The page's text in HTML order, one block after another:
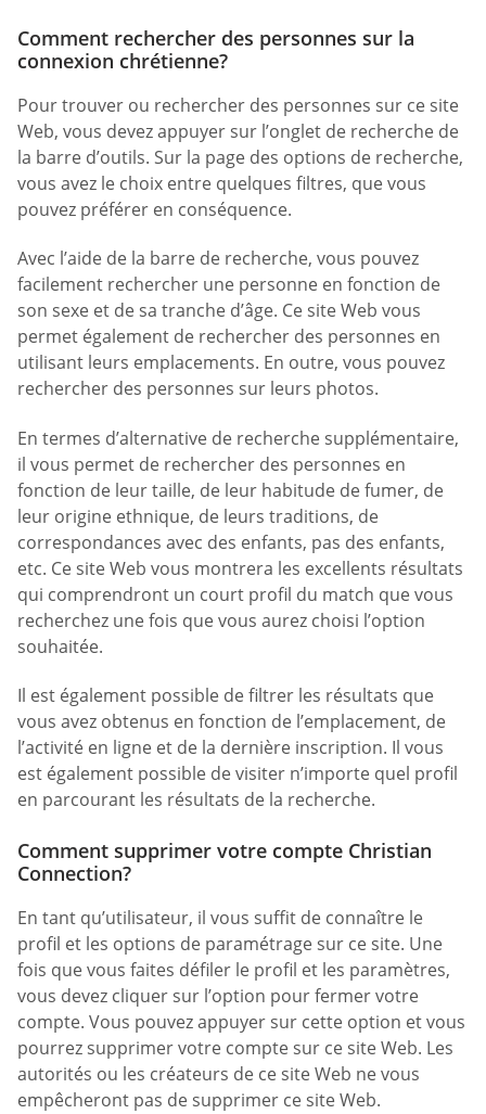
Comment rechercher des personnes sur la
connexion chrétienne?
Pour trouver ou rechercher des personnes sur ce site
Web, vous devez appuyer sur l’onglet de recherche de
la barre d’outils. Sur la page des options de recherche,
vous avez le choix entre quelques filtres, que vous
pouvez préférer en conséquence.
Avec l’aide de la barre de recherche, vous pouvez
facilement rechercher une personne en fonction de
son sexe et de sa tranche d’âge. Ce site Web vous
permet également de rechercher des personnes en
utilisant leurs emplacements. En outre, vous pouvez
rechercher des personnes sur leurs photos.
En termes d’alternative de recherche supplémentaire,
il vous permet de rechercher des personnes en
fonction de leur taille, de leur habitude de fumer, de
leur origine ethnique, de leurs traditions, de
correspondances avec des enfants, pas des enfants,
etc. Ce site Web vous montrera les excellents résultats
qui comprendront un court profil du match que vous
recherchez une fois que vous aurez choisi l’option
souhaitée.
Il est également possible de filtrer les résultats que
vous avez obtenus en fonction de l’emplacement, de
l’activité en ligne et de la dernière inscription. Il vous
est également possible de visiter n’importe quel profil
en parcourant les résultats de la recherche.
Comment supprimer votre compte Christian
Connection?
En tant qu’utilisateur, il vous suffit de connaître le
profil et les options de paramétrage sur ce site. Une
fois que vous faites défiler le profil et les paramètres,
vous devez cliquer sur l’option pour fermer votre
compte. Vous pouvez appuyer sur cette option et vous
pourrez supprimer votre compte sur ce site Web. Les
autorités ou les créateurs de ce site Web ne vous
empêcheront pas de supprimer ce site Web.